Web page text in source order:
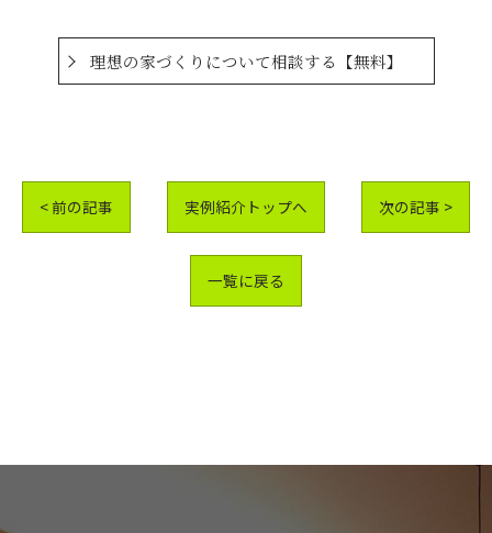
理想の家づくりについて相談する【無料】
< 前の記事 実例紹介トップへ 次の記事 >
一覧に戻る